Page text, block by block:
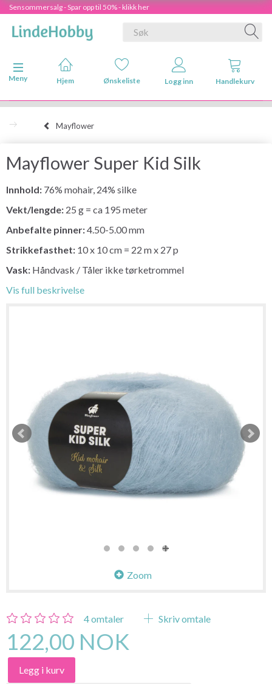
Sensommersalg - Spar opp til 50% - klikk her
Veksle navigasjon
Meny
Hjem Ønskeliste Logg inn Handlekurv
Mayflower
Mayflower Super Kid Silk
Innhold: 76% mohair, 24% silke
Vekt/lengde: 25 g = ca 195 meter
Anbefalte pinner:4.50-5.00 mm
Strikkefasthet: 10 x 10 cm = 22 m x 27 p
Vask: Håndvask / Tåler ikke tørketrommel
Vis full beskrivelse
Zoom
4omtaler Skriv omtale
122,00 NOK
Legg i kurv